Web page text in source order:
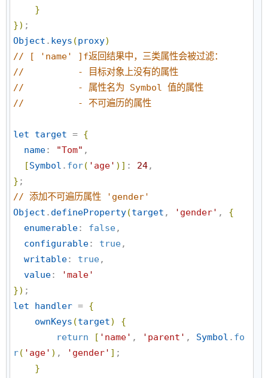
}
})
Object . keys (proxy)
// [ 'name' ]f返回结果中，三类属性会被过滤：
//
          - 目标对象上没有的属性
//
          - 属性名为 Symbol 值的属性
//
          - 不可遍历的属性
let target = {
name: "Tom" ,
[Symbol . for( ' age' ) ] : 24
}
// 添加不可遍历属性 'gender'
Object . defineProperty(target , ' gender' , {
enumerable: false,
configurable: true,
writable: true,
value: 'male'
})
let
handler = {
ownKeys (target)
{
return
[ ' name' , ' parent ' , Symbol . fo
r( ' age' ) , ' gender' ] ;
}